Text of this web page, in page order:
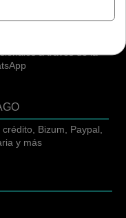
a través de la
Bizum, Paypal,
y más